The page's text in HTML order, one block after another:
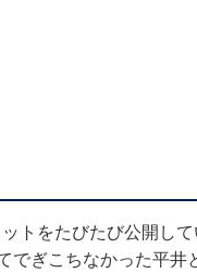
トをたびたび公開し
でぎこちなかった平